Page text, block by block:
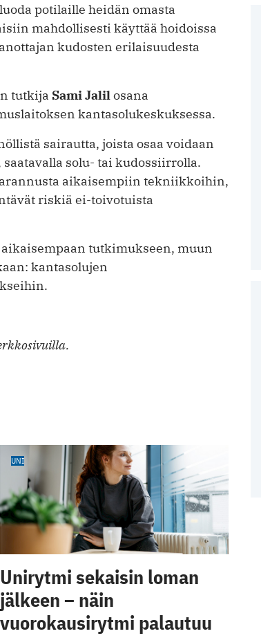
potilaille heidän omasta
mahdollisesti käyttää hoidoissa
kudosten erilaisuudesta
tutkija Sami Jalilosana
kantasolukeskuksessa.
sairautta, joista osaa voidaan
solu- tai kudossiirrolla.
aikaisempiin tekniikkoihin,
riskiä ei-toivotuista
tutkimukseen, muun
kantasolujen
UNI
Unirytmi sekaisin loman
jälkeen – näin
vuorokausirytmi palautuu